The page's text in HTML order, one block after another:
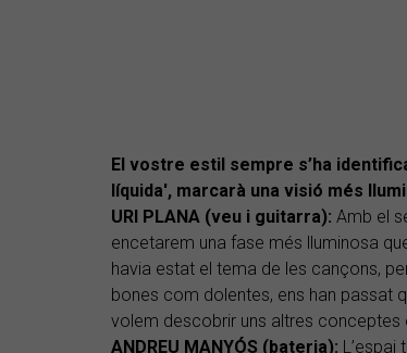
El vostre estil sempre s’ha
líquida', marcarà una visió més
URI PLANA (veu i guitarra): Amb el
encetarem una fase més lluminosa
havia estat el tema de les cançons,
bones com dolentes, ens han passat
volem descobrir uns altres conceptes
ANDREU MANYÓS (bateria): L’espai